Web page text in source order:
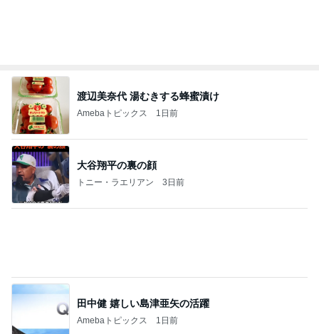
渡辺美奈代 湯むきする蜂蜜漬け
Amebaトピックス 1日前
大谷翔平の裏の顔
トニー・ラエリアン 3日前
田中健 嬉しい島津亜矢の活躍
Amebaトピックス 1日前